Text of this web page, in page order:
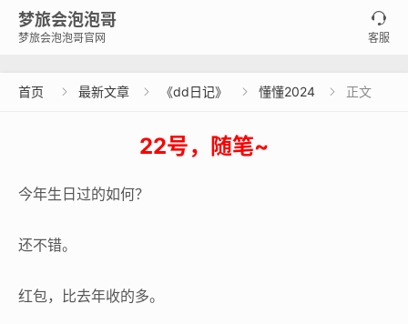
梦旅会泡泡哥
梦旅会泡泡哥官网

客服
首页  最新文章  《dd日记》  懂懂2024  正文
22号，随笔~
今年生日过的如何？
还不错。
红包，比去年收的多。